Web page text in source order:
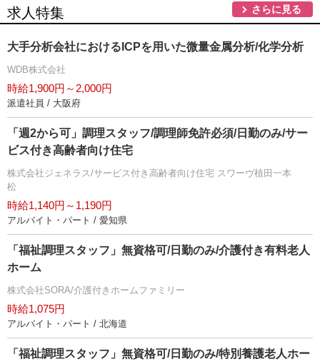
求人特集 さらに見る
大手分析会社におけるICPを用いた微量金属分析/化学分析
WDB株式会社
時給1,900円～2,000円
派遣社員 / 大阪府
「週2から可」調理スタッフ/調理師免許必須/日勤のみ/サー
ビス付き高齢者向け住宅
株式会社ジェネラス/サービス付き高齢者向け住宅 スワーヴ植田一本
松
時給1,140円～1,190円
アルバイト・パート / 愛知県
「福祉調理スタッフ」無資格可/日勤のみ/介護付き有料老人
ホーム
株式会社SORA/介護付きホームファミリー
時給1,075円
アルバイト・パート / 北海道
「福祉調理スタッフ」無資格可/日勤のみ/特別養護老人ホー